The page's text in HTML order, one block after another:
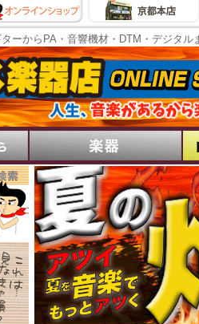
ーからPA・音響機材・DTM・デジタ